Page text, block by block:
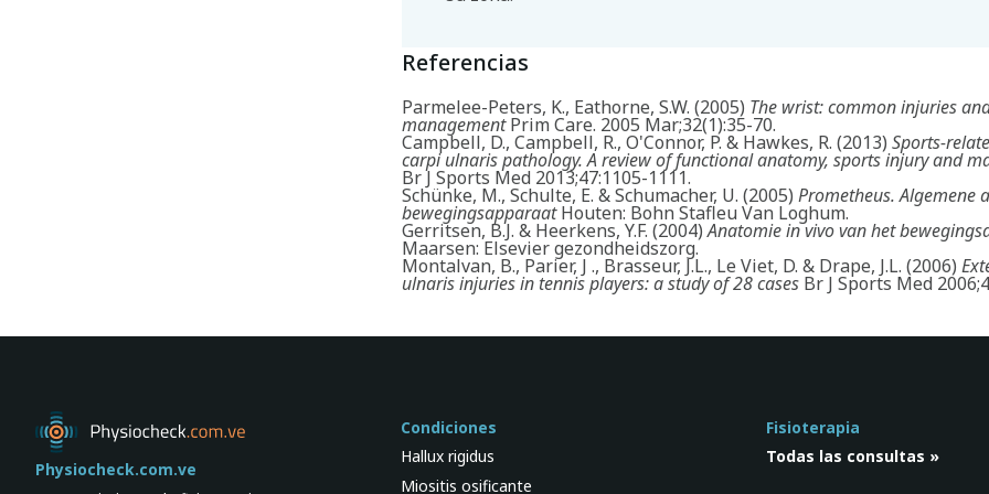
Referencias
Parmelee-Peters, K., Eathorne, S.W. (2005) The wrist: common injuries
managementPrim Care. 2005 Mar;32(1):35-70.
Campbell, D., Campbell, R., O'Connor, P. & Hawkes, R. (2013) Sports-
carpi ulnaris pathology. A review of functional anatomy, sports injury and
Br J Sports Med 2013;47:1105-1111.
Schünke, M., Schulte, E. & Schumacher, U. (2005) Prometheus. Algemene
bewegingsapparaatHouten: Bohn Stafleu Van Loghum.
Gerritsen, B.J. & Heerkens, Y.F. (2004)Anatomie in vivo van het
Maarsen: Elsevier gezondheidszorg.
Montalvan, B., Parier, J ., Brasseur, J.L., Le Viet, D. & Drape, J.L. (2006)
ulnaris injuries in tennis players: a study of 28 cases Br J Sports Med
Physiocheck.com.ve
Condiciones
Hallux rigidus
Miositis osificante
Fisioterapia
Todas las consultas »